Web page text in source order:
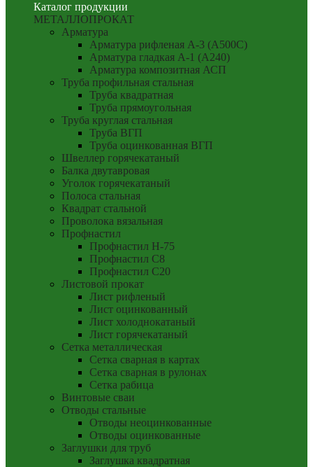
Каталог продукции
МЕТАЛЛОПРОКАТ
Арматура
Арматура рифленая А-3 (А500С)
Арматура гладкая А-1 (А240)
Арматура композитная АСП
Труба профильная стальная
Труба квадратная
Труба прямоугольная
Труба круглая стальная
Труба ВГП
Труба оцинкованная ВГП
Швеллер горячекатаный
Балка двутавровая
Уголок горячекатаный
Полоса стальная
Квадрат стальной
Проволока вязальная
Профнастил
Профнастил Н-75
Профнастил С8
Профнастил С20
Листовой прокат
Лист рифленый
Лист оцинкованный
Лист холоднокатаный
Лист горячекатаный
Сетка металлическая
Сетка сварная в картах
Сетка сварная в рулонах
Сетка рабица
Винтовые сваи
Отводы стальные
Отводы неоцинкованные
Отводы оцинкованные
Заглушки для труб
Заглушка квадратная